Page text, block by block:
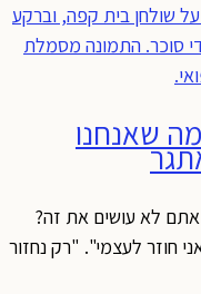
שאנחנו
לא עושים את זה?
חוזר לעצמי". "רק נחזור